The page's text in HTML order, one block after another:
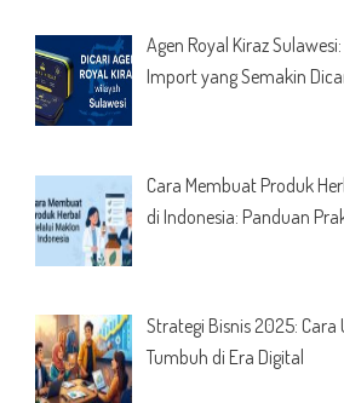
Agen Royal Kiraz
Import yang Semakin
Cara Membuat Produk
di Indonesia: Panduan
Strategi Bisnis 2025: Cara
Tumbuh di Era Digital